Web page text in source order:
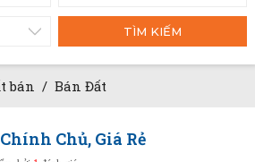
TÌM KIẾM
bán / Bán Đất
Chủ, Giá Rẻ